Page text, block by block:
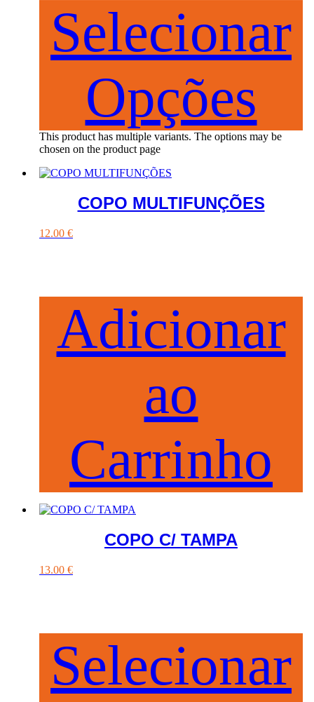
Selecionar
Opções
This product has multiple variants. The options may be
chosen on the product page
COPO MULTIFUNÇÕES
12.00 €
Adicionar
ao
Carrinho
COPO C/ TAMPA
13.00 €
Selecionar